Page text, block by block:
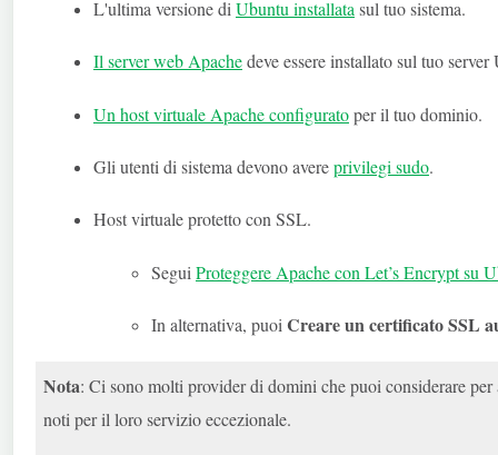
L'ultima versione di Ubuntu installata sul tuo sistema.
Il server web Apachedeve essere installato sul tuo
Un host virtuale Apache configuratoper il tuo dominio.
Gli utenti di sistema devono avereprivilegi sudo.
Host virtuale protetto con SSL.
Segui Proteggere Apache con Let’s Encrypt su
In alternativa, puoi Creare un certificato SSL
Nota: Ci sono molti provider di domini che puoi considerare
noti per il loro servizio eccezionale.